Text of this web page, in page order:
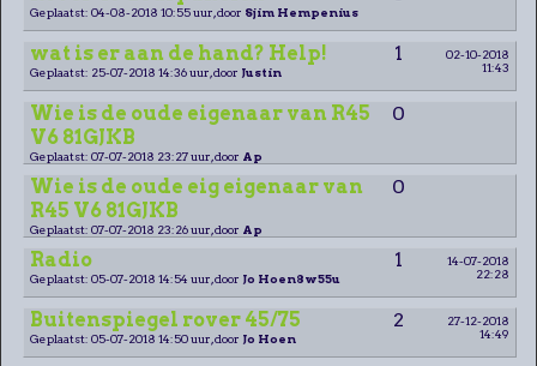
Geplaatst: 04-08-2018 10:55 uur, door Sjim Hempenius
wat is er aan de hand? Help! 1
02-10-2018
11:43
Geplaatst: 25-07-2018 14:36 uur, door Justin
Wie is de oude eigenaar van R45
V6 81GJKB
0
Geplaatst: 07-07-2018 23:27 uur, door Ap
Wie is de oude eig eigenaar van
R45 V6 81GJKB
0
Geplaatst: 07-07-2018 23:26 uur, door Ap
Radio 1
14-07-2018
22:28
Geplaatst: 05-07-2018 14:54 uur, door Jo Hoen8w55u
Buitenspiegel rover 45/75 2
27-12-2018
14:49
Geplaatst: 05-07-2018 14:50 uur, door Jo Hoen